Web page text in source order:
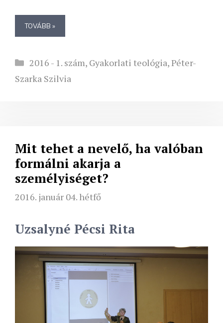
TOVÁBB »
Kategória
2016 - 1. szám, Gyakorlati teológia,Péter-
Szarka Szilvia
Mit tehet a nevelő, ha valóban
formálni akarja a
személyiséget?
2016. január 04. hétfő
Uzsalyné Pécsi Rita